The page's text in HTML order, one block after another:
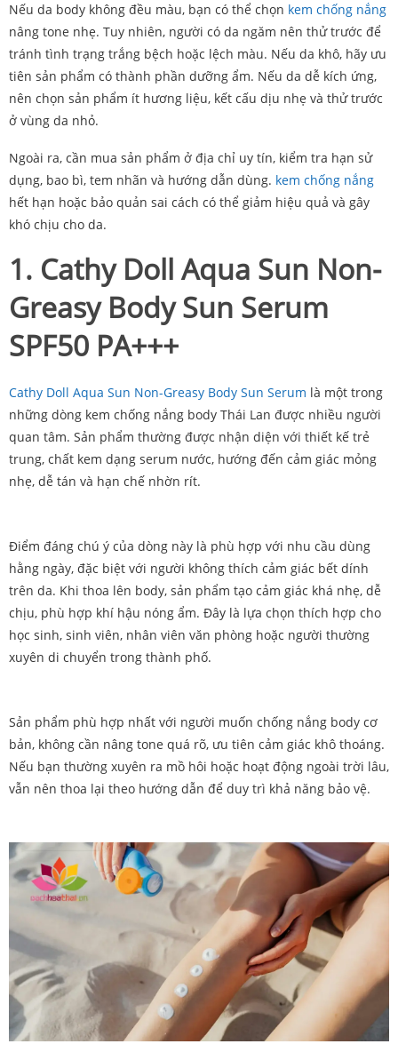
Nếu da body không đều màu, bạn có thể chọn kem chống nắng
nâng tone nhẹ. Tuy nhiên, người có da ngăm nên thử trước để
tránh tình trạng trắng bệch hoặc lệch màu. Nếu da khô, hãy ưu
tiên sản phẩm có thành phần dưỡng ẩm. Nếu da dễ kích ứng,
nên chọn sản phẩm ít hương liệu, kết cấu dịu nhẹ và thử trước
ở vùng da nhỏ.
Ngoài ra, cần mua sản phẩm ở địa chỉ uy tín, kiểm tra hạn sử
dụng, bao bì, tem nhãn và hướng dẫn dùng. kem chống nắng
hết hạn hoặc bảo quản sai cách có thể giảm hiệu quả và gây
khó chịu cho da.
1. Cathy Doll Aqua Sun Non-
Greasy Body Sun Serum
SPF50 PA+++
Cathy Doll Aqua Sun Non-Greasy Body Sun Serum là một trong
những dòng kem chống nắng body Thái Lan được nhiều người
quan tâm. Sản phẩm thường được nhận diện với thiết kế trẻ
trung, chất kem dạng serum nước, hướng đến cảm giác mỏng
nhẹ, dễ tán và hạn chế nhờn rít.
Điểm đáng chú ý của dòng này là phù hợp với nhu cầu dùng
hằng ngày, đặc biệt với người không thích cảm giác bết dính
trên da. Khi thoa lên body, sản phẩm tạo cảm giác khá nhẹ, dễ
chịu, phù hợp khí hậu nóng ẩm. Đây là lựa chọn thích hợp cho
học sinh, sinh viên, nhân viên văn phòng hoặc người thường
xuyên di chuyển trong thành phố.
Sản phẩm phù hợp nhất với người muốn chống nắng body cơ
bản, không cần nâng tone quá rõ, ưu tiên cảm giác khô thoáng.
Nếu bạn thường xuyên ra mồ hôi hoặc hoạt động ngoài trời lâu,
vẫn nên thoa lại theo hướng dẫn để duy trì khả năng bảo vệ.